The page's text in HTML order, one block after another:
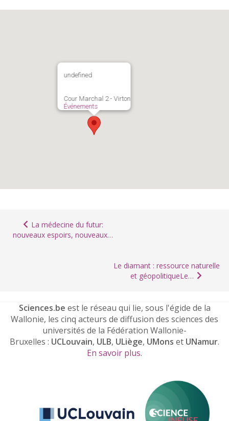
undefined
Cour Marchal 2 - Virton
Événements
La médecine du futur:
nouveaux espoirs, nouveaux…
Le diamant : ressource naturelle
et géopolitiqueLe…
Sciences.be est le réseau qui lie, sous l'égide de la
Wallonie, les cinq acteurs de diffusion des sciences des
universités de la Fédération Wallonie-
Bruxelles : UCLouvain, ULB, ULiège, UMons et UNamur.
En savoir plus.